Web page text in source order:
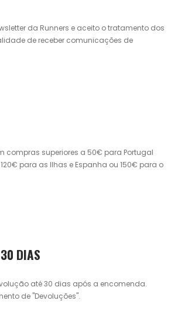
da Runners e aceito o tratamento dos
de receber comunicações de
compras superiores a 50€ para Portugal
para as Ilhas e Espanha ou 150€ para o
DIAS
até 30 dias após a encomenda.
de "Devoluções".